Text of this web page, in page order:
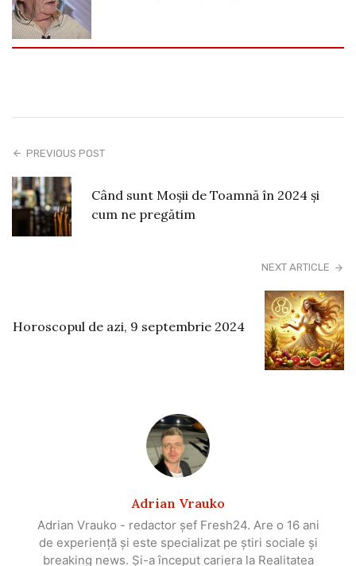
PREVIOUS POST
Când sunt Moşii de Toamnă în 2024 şi
cum ne pregătim
NEXT ARTICLE
Horoscopul de azi, 9 septembrie 2024
Adrian Vrauko
Adrian Vrauko - redactor șef Fresh24. Are o 16 ani
de experiență și este specializat pe știri sociale și
breaking news. Și-a început cariera la Realitatea